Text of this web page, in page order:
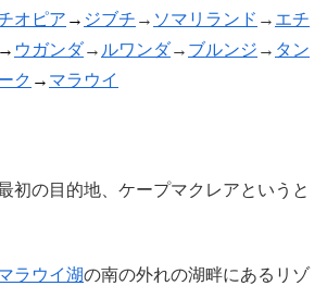
オピア → ジブチ → ソマリランド → エチ
→ ウガンダ→ ルワンダ→ ブルンジ → タン
ク → マラウイ
初の目的地、ケープマクレアというと
ラウイ湖の南の外れの湖畔にあるリゾ